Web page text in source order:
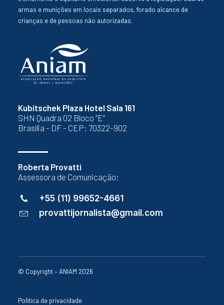
Kubitschek Plaza Hotel Sala 161
SHN Quadra 02 Bloco “E”
Brasília - DF - CEP: 70322-902
Roberta Provatti
Assessora de Comunicação:
+55 (11) 99652-4661
provattijornalista@gmail.com
armas e munições em locais separados, forado alcance de
crianças e de pessoas não autorizadas.
© Copyright – ANIAM 2026
Política de privacidade